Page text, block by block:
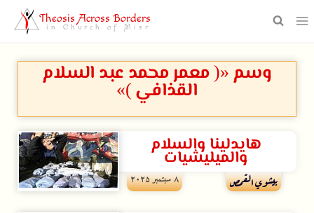
Theosis Across Borders
in Church of Misr
وسم «( معمر محمد عبد السلام
القذافي )»
هايدلينا والسلام
والميليشيات
بيشوي القمص ۸ سبتمبر ۲۰۲۵